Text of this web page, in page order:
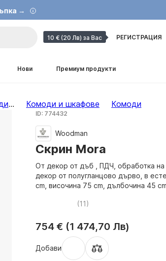
→
10 € (20 Лв) за Вас РЕГИСТРАЦИЯ
Нови Премиум продукти
... Комоди и шкафове Комоди
ID: 774432
Woodman
Скрин Mora
От декор от дъб , ПДЧ, oбработка на
декор от полугланцово дърво, в
cm, височина 75 cm, дълбочина 45 cm
(11)
754 € (1 474,70 Лв)
Добави